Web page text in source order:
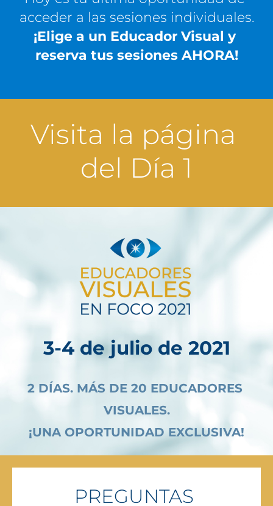
acceder a las sesiones individuales.
¡Elige a un Educador Visual y
reserva tus sesiones AHORA!
Visita la página
del Día 1
3-4 de julio de 2021
2 DÍAS. MÁS DE 20 EDUCADORES
VISUALES.
¡UNA OPORTUNIDAD EXCLUSIVA!
PREGUNTAS